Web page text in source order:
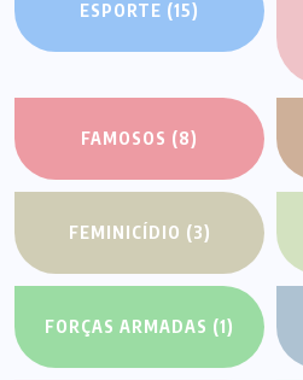
ESPORTE (15)
FAMOSOS (8)
FEMINICÍDIO (3)
FORÇAS ARMADAS (1)